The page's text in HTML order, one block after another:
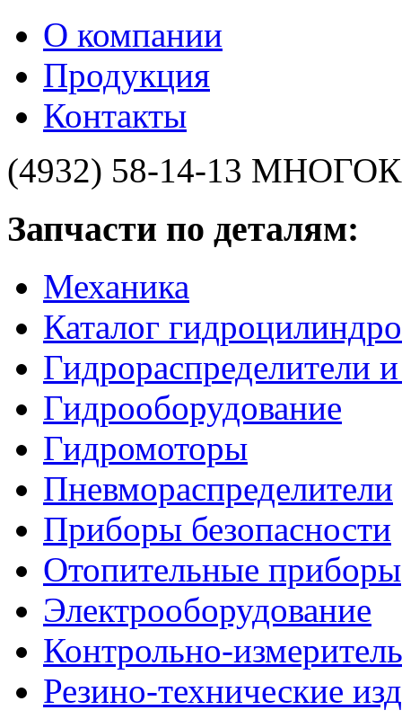
О компании
Продукция
Контакты
(4932) 58-14-13
Запчасти по деталям:
Механика
Каталог
Гидрораспределители
Гидрооборудование
Гидромоторы
Пневмораспределители
Приборы безопасности
Отопительные приборы
Электрооборудование
Контрольно-
Резино-технические